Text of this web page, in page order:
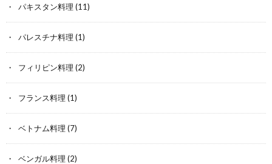
パキスタン料理 (11)
パレスチナ料理 (1)
フィリピン料理 (2)
フランス料理 (1)
ベトナム料理 (7)
ベンガル料理 (2)